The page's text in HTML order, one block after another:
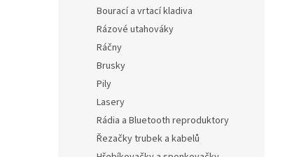
Bourací a vrtací kladiva
Rázové utahováky
Ráčny
Brusky
Pily
Lasery
Rádia a Bluetooth reproduktory
Řezačky trubek a kabelů